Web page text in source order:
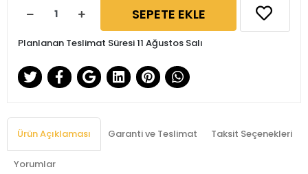
SEPETE EKLE
Planlanan Teslimat Süresi 11 Ağustos Salı
Ürün Açıklaması Garanti ve Teslimat Taksit Seçenekleri
Yorumlar